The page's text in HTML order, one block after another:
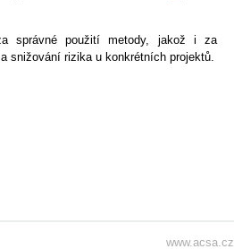
správné použití metody, jakož i za
snižování rizika u konkrétních projektů.
www.acsa.cz